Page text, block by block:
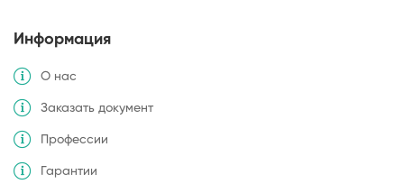
Информация
О нас
Заказать документ
Профессии
Гарантии